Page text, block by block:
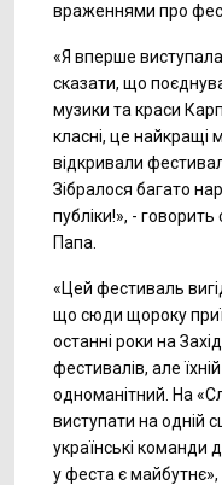
враженнями про
«Я вперше
сказати, що
музики та краси
класні, це найкращі
відкривали
Зібралося багато
публіки!», - говорить
Папа.
«Цей фестиваль
що сюди щороку
останні роки на
фестивалів, але
одноманітний. На
виступати на одній
українські команди
у феста є майбутнє»,